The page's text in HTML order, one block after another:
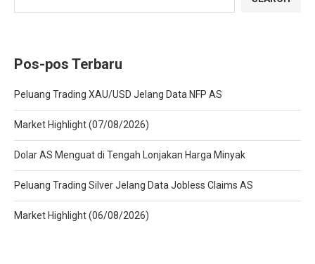
Pos-pos Terbaru
Peluang Trading XAU/USD Jelang Data NFP AS
Market Highlight (07/08/2026)
Dolar AS Menguat di Tengah Lonjakan Harga Minyak
Peluang Trading Silver Jelang Data Jobless Claims AS
Market Highlight (06/08/2026)